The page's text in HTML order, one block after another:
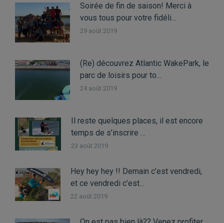
Soirée de fin de saison! Merci à
vous tous pour votre fidéli…
29 août 2019
(Re) découvrez Atlantic WakePark, le
parc de loisirs pour to…
24 août 2019
Il reste quelques places, il est encore
temps de s’inscrire …
23 août 2019
Hey hey hey !! Demain c’est vendredi,
et ce vendredi c’est…
22 août 2019